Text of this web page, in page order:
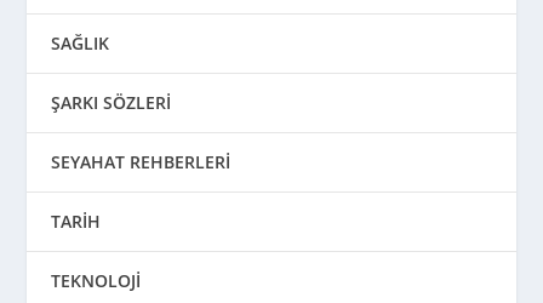
SAĞLIK
ŞARKI SÖZLERİ
SEYAHAT REHBERLERİ
TARİH
TEKNOLOJİ